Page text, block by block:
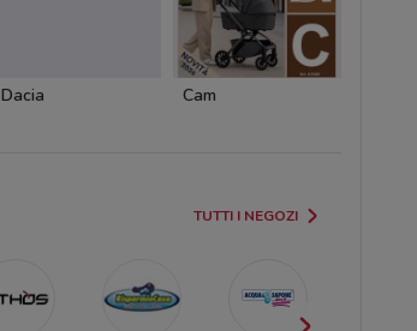
Dacia Cam
TUTTI I NEGOZI